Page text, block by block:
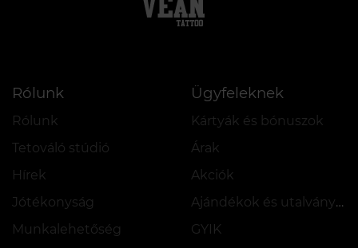
Rólunk
Rólunk
Tetováló stúdió
Hírek
Jótékonyság
Munkalehetőség
Ügyfeleknek
Kártyák és bónuszok
Árak
Akciók
Ajándékok és utalványok
GYIK